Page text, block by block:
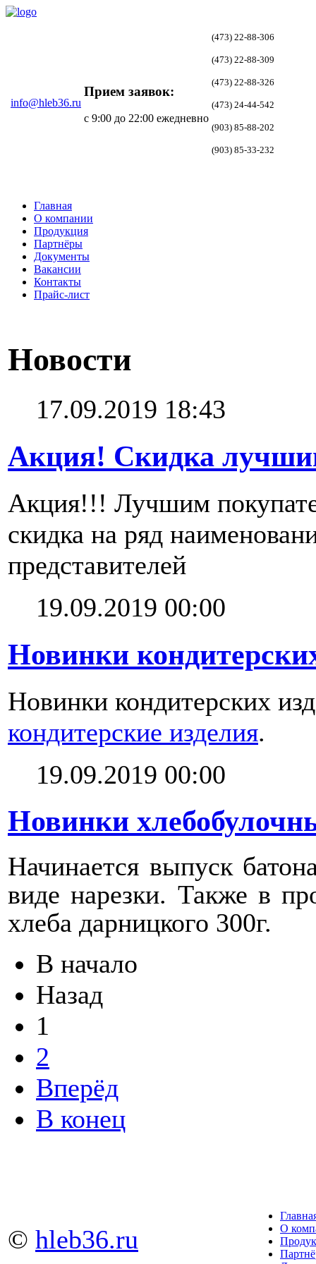
info@hleb36.ru
Прием заявок:
с 9:00 до 22:00 ежедневно
(473) 22-88-306
(473) 22-88-309
(473) 22-88-326
(473) 24-44-542
(903) 85-88-202
(903) 85-33-232
Главная
О компании
Продукция
Партнёры
Документы
Вакансии
Контакты
Прайс-лист
Новости
17.09.2019 18:43
Акция! Скидка
Акция!!! Лучшим
скидка на ряд
представителей
19.09.2019 00:00
Новинки
Новинки кондитерских
кондитерские изделия.
19.09.2019 00:00
Новинки
Начинается выпуск
виде нарезки. Также в
хлеба дарницкого 300г.
В начало
Назад
1
2
Вперёд
В конец
© hleb36.ru
О